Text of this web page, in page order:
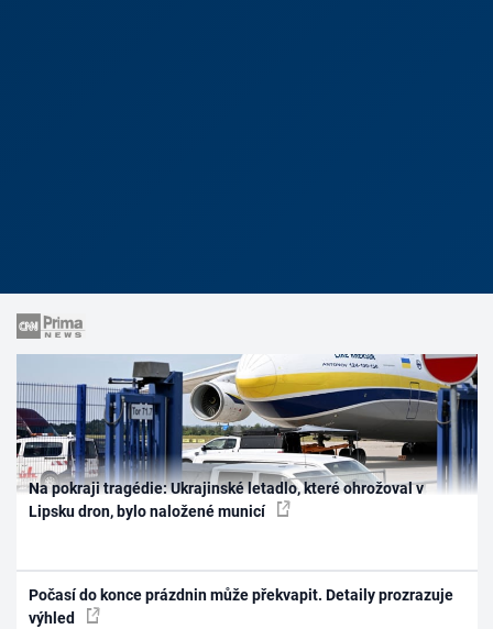
Na pokraji tragédie: Ukrajinské letadlo, které ohrožoval v
Lipsku dron, bylo naložené municí
Počasí do konce prázdnin může překvapit. Detaily prozrazuje
výhled